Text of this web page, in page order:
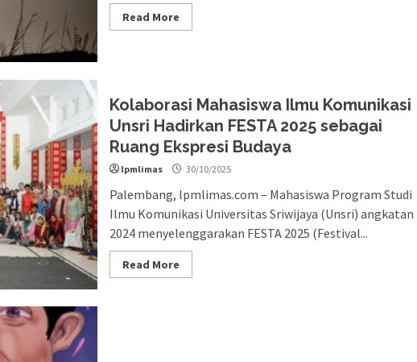
Read More
Kolaborasi Mahasiswa Ilmu Komunikasi
Unsri Hadirkan FESTA 2025 sebagai
Ruang Ekspresi Budaya
lpmlimas 30/10/2025
Palembang, lpmlimas.com – Mahasiswa Program Studi
Ilmu Komunikasi Universitas Sriwijaya (Unsri) angkatan
2024 menyelenggarakan FESTA 2025 (Festival...
Read More